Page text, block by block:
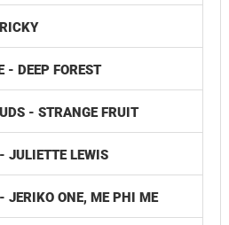
- DEEP FOREST
- STRANGE FRUIT
JULIETTE LEWIS
JERIKO ONE, ME PHI ME